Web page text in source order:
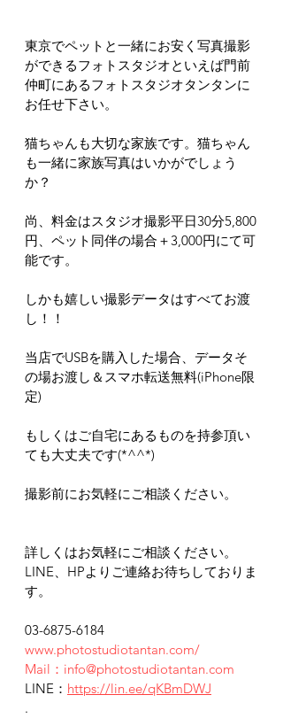
東京でペットと一緒にお安く写真撮影
ができるフォトスタジオといえば門前
仲町にあるフォトスタジオタンタンに
お任せ下さい。
猫ちゃんも大切な家族です。猫ちゃん
も一緒に家族写真はいかがでしょう
か？
尚、料金はスタジオ撮影平日30分5,800
円、ペット同伴の場合＋3,000円にて可
能です。
しかも嬉しい撮影データはすべてお渡
し！！
当店でUSBを購入した場合、データそ
の場お渡し＆スマホ転送無料(iPhone限
定)
もしくはご自宅にあるものを持参頂い
ても大丈夫です(*^^*)
撮影前にお気軽にご相談ください。
詳しくはお気軽にご相談ください。
LINE、HPよりご連絡お待ちしておりま
す。
03-6875-6184
www.photostudiotantan.com/
Mail：info@photostudiotantan.com
LINE： https://lin.ee/qKBmDWJ
.